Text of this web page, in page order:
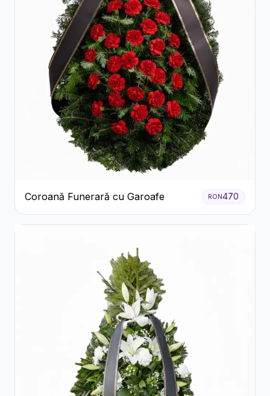
Coroană Funerară cu Garoafe RON470